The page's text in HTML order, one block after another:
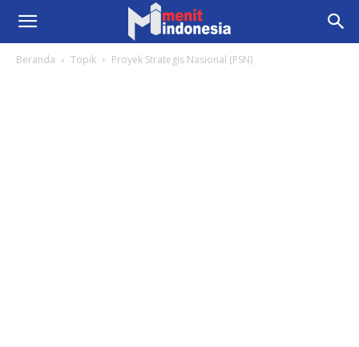
Beranda Topik Proyek Strategis Nasional (PSN)